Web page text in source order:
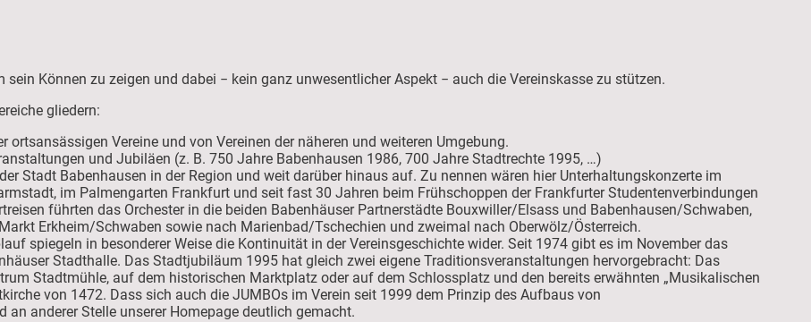
Können zu zeigen und dabei − kein ganz unwesentlicher Aspekt − auch die Vereinskasse zu stützen.
gliedern:
ortsansässigen Vereine und von Vereinen der näheren und weiteren Umgebung.
und Jubiläen (z. B. 750 Jahre Babenhausen 1986, 700 Jahre Stadtrechte 1995, …)
Stadt Babenhausen in der Region und weit darüber hinaus auf. Zu nennen wären hier Unterhaltungskonzerte im
im Palmengarten Frankfurt und seit fast 30 Jahren beim Frühschoppen der Frankfurter Studentenverbindungen
führten das Orchester in die beiden Babenhäuser Partnerstädte Bouxwiller/Elsass und Babenhausen/Schwaben,
Erkheim/Schwaben sowie nach Marienbad/Tschechien und zweimal nach Oberwölz/Österreich.
spiegeln in besonderer Weise die Kontinuität in der Vereinsgeschichte wider. Seit 1974 gibt es im November das
Stadthalle. Das Stadtjubiläum 1995 hat gleich zwei eigene Traditionsveranstaltungen hervorgebracht: Das
Stadtmühle, auf dem historischen Marktplatz oder auf dem Schlossplatz und den bereits erwähnten „Musikalischen
von 1472. Dass sich auch die JUMBOs im Verein seit 1999 dem Prinzip des Aufbaus von
anderer Stelle unserer Homepage deutlich gemacht.